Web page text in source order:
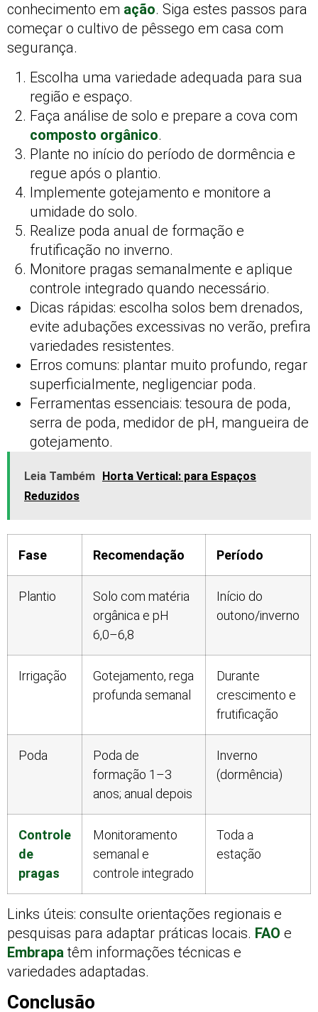
conhecimento em ação. Siga estes passos para
começar o cultivo de pêssego em casa com
segurança.
Escolha uma variedade adequada para sua
região e espaço.
Faça análise de solo e prepare a cova com
composto orgânico.
Plante no início do período de dormência e
regue após o plantio.
Implemente gotejamento e monitore a
umidade do solo.
Realize poda anual de formação e
frutificação no inverno.
Monitore pragas semanalmente e aplique
controle integrado quando necessário.
Dicas rápidas: escolha solos bem drenados,
evite adubações excessivas no verão, prefira
variedades resistentes.
Erros comuns: plantar muito profundo, regar
superficialmente, negligenciar poda.
Ferramentas essenciais: tesoura de poda,
serra de poda, medidor de pH, mangueira de
gotejamento.
Leia Também Horta Vertical: para Espaços
Reduzidos
Fase Recomendação Período
Plantio
Solo com matéria
orgânica e pH
6,0–6,8
Início do
outono/inverno
Irrigação
Gotejamento, rega
profunda semanal
Durante
crescimento e
frutificação
Poda
Poda de
formação 1–3
anos; anual depois
Inverno
(dormência)
Controle
de
pragas
Monitoramento
semanal e
controle integrado
Toda a
estação
Links úteis: consulte orientações regionais e
pesquisas para adaptar práticas locais. FAO e
Embrapa têm informações técnicas e
variedades adaptadas.
Conclusão